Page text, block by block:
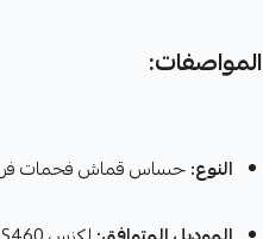
المواصفات:
النوع:حساس قماش فحمات